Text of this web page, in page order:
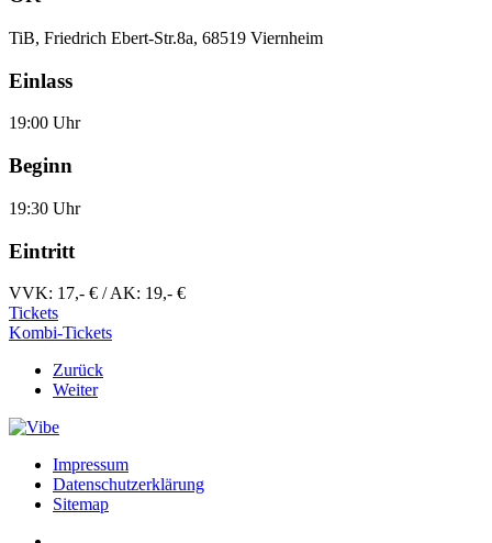
TiB, Friedrich Ebert-Str.8a, 68519 Viernheim
Einlass
19:00 Uhr
Beginn
19:30 Uhr
Eintritt
VVK: 17,- € / AK: 19,- €
Tickets
Kombi-Tickets
Zurück
Weiter
Impressum
Datenschutzerklärung
Sitemap